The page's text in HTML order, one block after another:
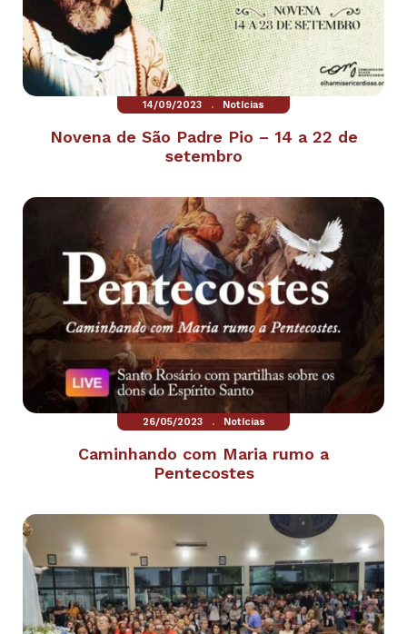
14/09/2023 . Notícias
Novena de São Padre Pio – 14 a 22 de
setembro
26/05/2023 . Notícias
Caminhando com Maria rumo a
Pentecostes